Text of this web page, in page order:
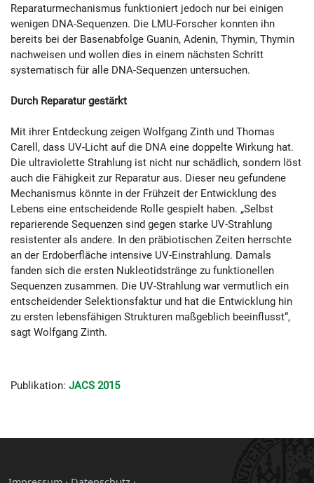
Reparaturmechanismus funktioniert jedoch nur bei einigen
wenigen DNA-Sequenzen. Die LMU-Forscher konnten ihn
bereits bei der Basenabfolge Guanin, Adenin, Thymin, Thymin
nachweisen und wollen dies in einem nächsten Schritt
systematisch für alle DNA-Sequenzen untersuchen.
Durch Reparatur gestärkt
Mit ihrer Entdeckung zeigen Wolfgang Zinth und Thomas
Carell, dass UV-Licht auf die DNA eine doppelte Wirkung hat.
Die ultraviolette Strahlung ist nicht nur schädlich, sondern löst
auch die Fähigkeit zur Reparatur aus. Dieser neu gefundene
Mechanismus könnte in der Frühzeit der Entwicklung des
Lebens eine entscheidende Rolle gespielt haben. „Selbst
reparierende Sequenzen sind gegen starke UV-Strahlung
resistenter als andere. In den präbiotischen Zeiten herrschte
an der Erdoberfläche intensive UV-Einstrahlung. Damals
fanden sich die ersten Nukleotidstränge zu funktionellen
Sequenzen zusammen. Die UV-Strahlung war vermutlich ein
entscheidender Selektionsfaktur und hat die Entwicklung hin
zu ersten lebensfähigen Strukturen maßgeblich beeinflusst“,
sagt Wolfgang Zinth.
Publikation: JACS 2015